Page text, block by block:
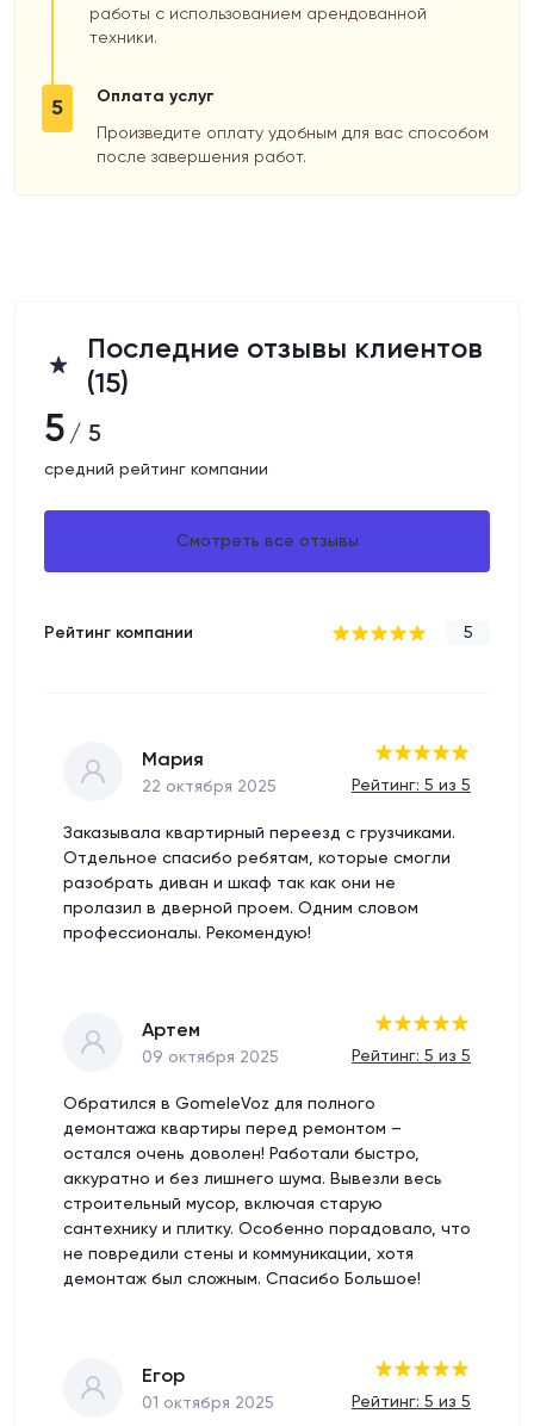
работы с использованием арендованной
техники.
5 Оплата услуг
Произведите оплату удобным для вас способом
после завершения работ.
Последние отзывы клиентов
(15)
5 / 5
средний рейтинг компании
Смотреть все отзывы
Рейтинг компании 5
Мария
22 октября 2025 Рейтинг: 5 из 5
Заказывала квартирный переезд с грузчиками.
Отдельное спасибо ребятам, которые смогли
разобрать диван и шкаф так как они не
пролазил в дверной проем. Одним словом
профессионалы. Рекомендую!
Артем
09 октября 2025 Рейтинг: 5 из 5
Обратился в GomeleVoz для полного
демонтажа квартиры перед ремонтом –
остался очень доволен! Работали быстро,
аккуратно и без лишнего шума. Вывезли весь
строительный мусор, включая старую
сантехнику и плитку. Особенно порадовало, что
не повредили стены и коммуникации, хотя
демонтаж был сложным. Спасибо Большое!
Егор
01 октября 2025 Рейтинг: 5 из 5